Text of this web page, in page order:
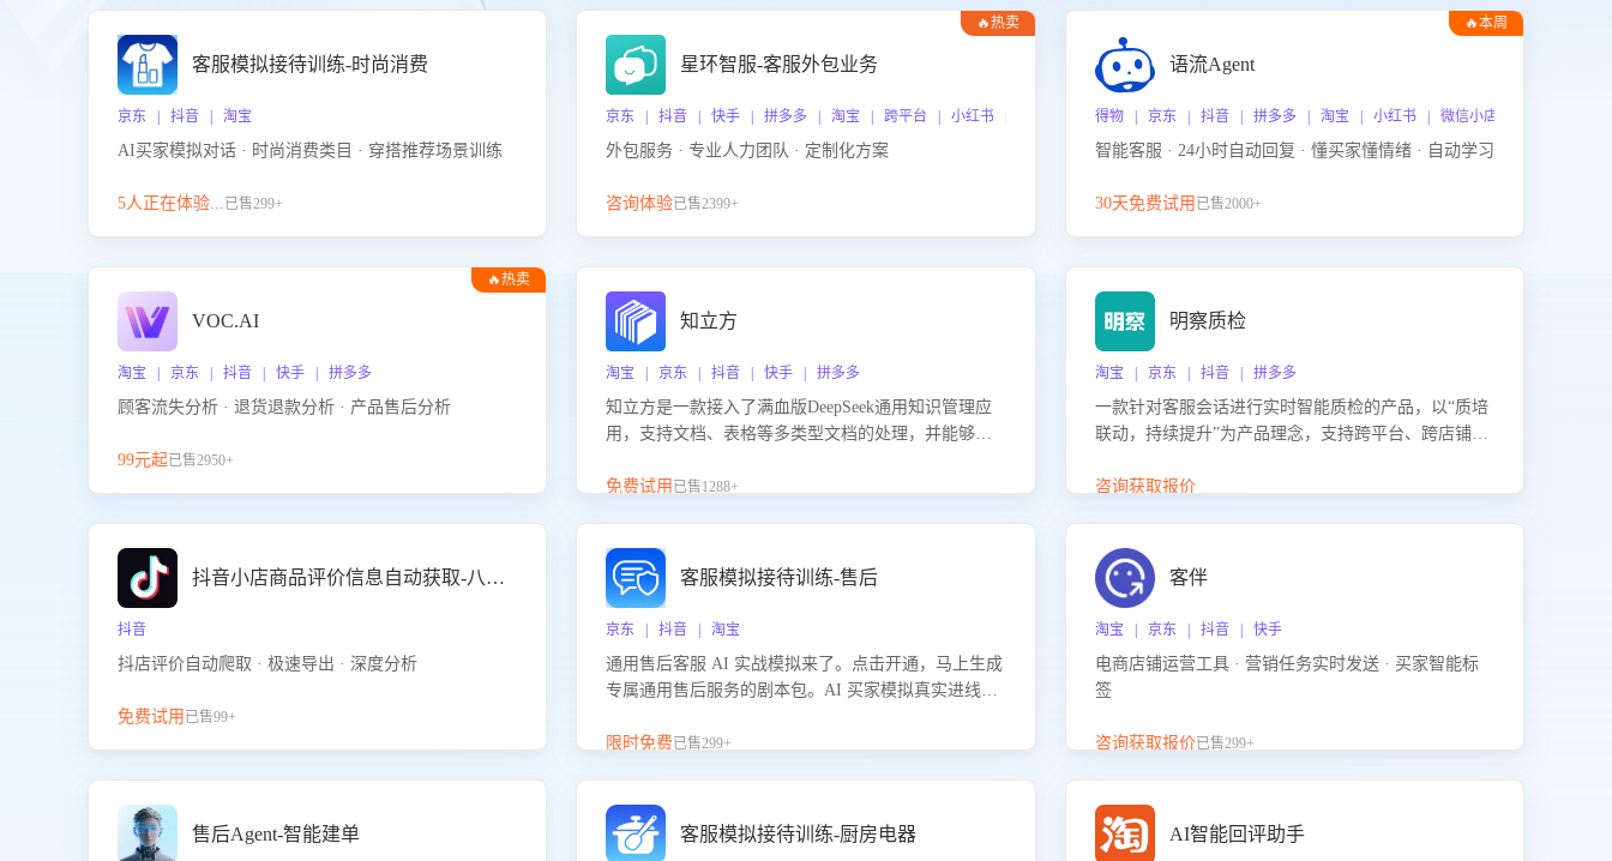
客服模拟接待训练-时尚消费
京东 | 抖音 | 淘宝
AI买家模拟对话 · 时尚消费类目 · 穿搭推荐场景训练
5人正在体验...已售299+
🔥热卖
星环智服-客服外包业务
京东 | 抖音 | 快手 | 拼多多 | 淘宝 | 跨平台 | 小红书 | 得物 | 企业微信
外包服务 · 专业人力团队 · 定制化方案
咨询体验已售2399+
🔥本周
语流Agent
得物 | 京东 | 抖音 | 拼多多 | 淘宝 | 小红书 | 微信小店 | 快手 | 唯品
智能客服 · 24小时自动回复 · 懂买家懂情绪 · 自动学习
30天免费试用 已售2000+
🔥热卖
VOC.AI
淘宝 | 京东 | 抖音 | 快手 | 拼多多
顾客流失分析 · 退货退款分析 · 产品售后分析
99元起已售2950+
知立方
淘宝 | 京东 | 抖音 | 快手 | 拼多多
知立方是一款接入了满血版DeepSeek通用知识管理应
用，支持文档、表格等多类型文档的处理，并能够基
景提供强大的知识支持，帮助用户高效管理和利用知
免费试用 已售1288+
明察质检
淘宝 | 京东 | 抖音 | 拼多多
一款针对客服会话进行实时智能质检的产品，以“质培
联动，持续提升”为产品理念，支持跨平台、跨店铺的
联动，持续提升客服团队的销服能力。
咨询获取报价
抖音小店商品评价信息自动获取-八爪鱼
抖音
抖店评价自动爬取 · 极速导出 · 深度分析
免费试用 已售99+
客服模拟接待训练-售后
京东 | 抖音 | 淘宝
通用售后客服 AI 实战模拟来了。点击开通，马上生成
专属通用售后服务的剧本包。AI 买家模拟真实进线咨
咨询等售后场景的应对要点，轻松提升服务能力。
限时免费已售299+
客伴
淘宝 | 京东 | 抖音 | 快手
电商店铺运营工具 · 营销任务实时发送 · 买家智能标
签
咨询获取报价已售299+
售后Agent-智能建单 客服模拟接待训练-厨房电器 AI智能回评助手